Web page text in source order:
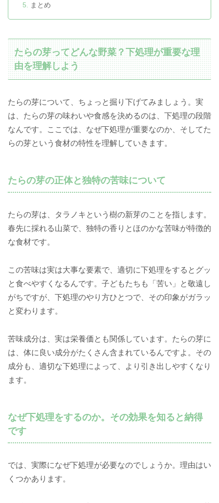
まとめ
たらの芽ってどんな野菜？下処理が重要な理
由を理解しよう
たらの芽について、ちょっと掘り下げてみましょう。実
は、たらの芽の味わいや食感を決めるのは、下処理の段階
なんです。ここでは、なぜ下処理が重要なのか、そしてた
らの芽という食材の特性を理解していきます。
たらの芽の正体と独特の苦味について
たらの芽は、タラノキという樹の新芽のことを指します。
春先に採れる山菜で、独特の香りとほのかな苦味が特徴的
な食材です。
この苦味は実は大事な要素で、適切に下処理をするとグッ
と食べやすくなるんです。子どもたちも「苦い」と敬遠し
がちですが、下処理のやり方ひとつで、その印象がガラッ
と変わります。
苦味成分は、実は栄養価とも関係しています。たらの芽に
は、体に良い成分がたくさん含まれているんですよ。その
成分も、適切な下処理によって、より引き出しやすくなり
ます。
なぜ下処理をするのか。その効果を知ると納得
です
では、実際になぜ下処理が必要なのでしょうか。理由はい
くつかあります。